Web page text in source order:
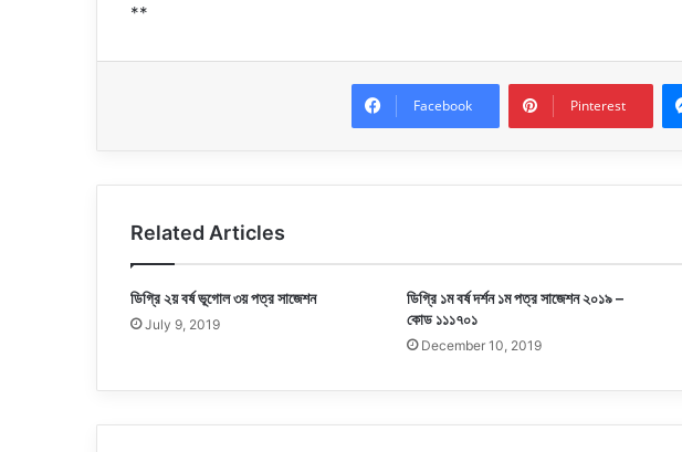
**
Facebook Pinterest
Related Articles
ডিগ্রি ২য় বর্ষ ভূগোল ৩য় পত্র সাজেশন
July 9, 2019
ডিগ্রি ১ম বর্ষ দর্শন ১ম পত্র সাজেশন ২০১৯ –
কোড ১১১৭০১
December 10, 2019